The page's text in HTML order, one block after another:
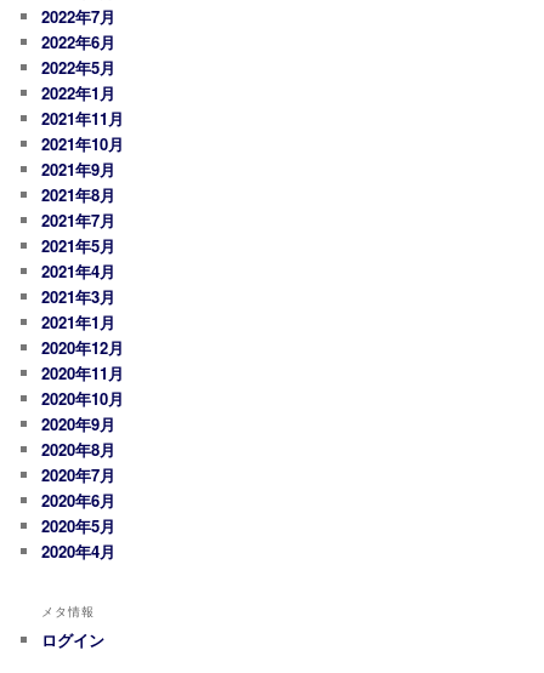
2022年7月
2022年6月
2022年5月
2022年1月
2021年11月
2021年10月
2021年9月
2021年8月
2021年7月
2021年5月
2021年4月
2021年3月
2021年1月
2020年12月
2020年11月
2020年10月
2020年9月
2020年8月
2020年7月
2020年6月
2020年5月
2020年4月
メタ情報
ログイン